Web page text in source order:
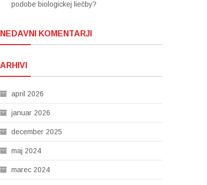
podobe biologickej liečby?
NEDAVNI KOMENTARJI
ARHIVI
april 2026
januar 2026
december 2025
maj 2024
marec 2024